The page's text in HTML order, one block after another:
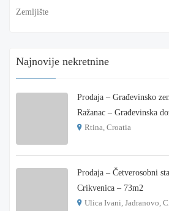
Zemljište
Najnovije nekretnine
Prodaja – Građevinsko
Ražanac – Građevinska
Rtina, Croatia
Prodaja – Četverosobni
Crikvenica – 73m2
Ulica Ivani, Jadranovo,